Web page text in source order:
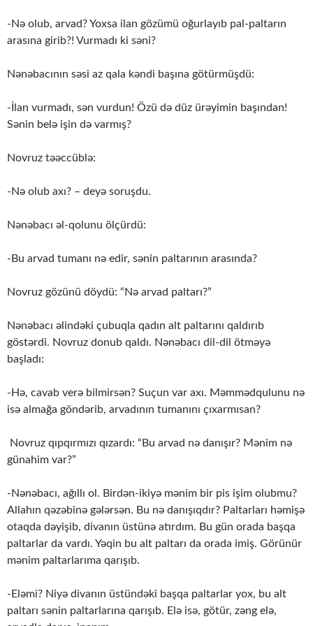
-Nə olub, arvad? Yoxsa ilan gözümü oğurlayıb pal-paltarın
arasına girib?! Vurmadı ki səni?
Nənəbacının səsi az qala kəndi başına götürmüşdü:
-İlan vurmadı, sən vurdun! Özü də düz ürəyimin başından!
Sənin belə işin də varmış?
Novruz təəccüblə:
-Nə olub axı? – deyə soruşdu.
Nənəbacı əl-qolunu ölçürdü:
-Bu arvad tumanı nə edir, sənin paltarının arasında?
Novruz gözünü döydü: “Nə arvad paltarı?”
Nənəbacı əlindəki çubuqla qadın alt paltarını qaldırıb
göstərdi. Novruz donub qaldı. Nənəbacı dil-dil ötməyə
başladı:
-Hə, cavab verə bilmirsən? Suçun var axı. Məmmədqulunu nə
isə almağa göndərib, arvadının tumanını çıxarmısan?
Novruz qıpqırmızı qızardı: “Bu arvad nə danışır? Mənim nə
günahim var?”
-Nənəbacı, ağıllı ol. Birdən-ikiyə mənim bir pis işim olubmu?
Allahın qəzəbinə gələrsən. Bu nə danışıqdır? Paltarları həmişə
otaqda dəyişib, divanın üstünə atırdım. Bu gün orada başqa
paltarlar da vardı. Yəqin bu alt paltarı da orada imiş. Görünür
mənim paltarlarıma qarışıb.
-Eləmi? Niyə divanın üstündəki başqa paltarlar yox, bu alt
paltarı sənin paltarlarına qarışıb. Elə isə, götür, zəng elə,